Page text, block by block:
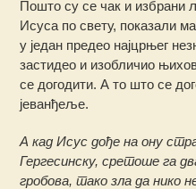
Пошто су се чак и избрани
Исуса по свету, показали
у један предео најцрњег
застидео и изобличио
се догодити. А то што се
јеванђеље.
А кад Исус дође на ону
Гергесинску, сретоше га
гробова, тако зла да нико